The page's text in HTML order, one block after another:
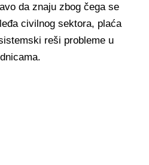
da znaju zbog čega se
civilnog sektora, plaća
reši probleme u